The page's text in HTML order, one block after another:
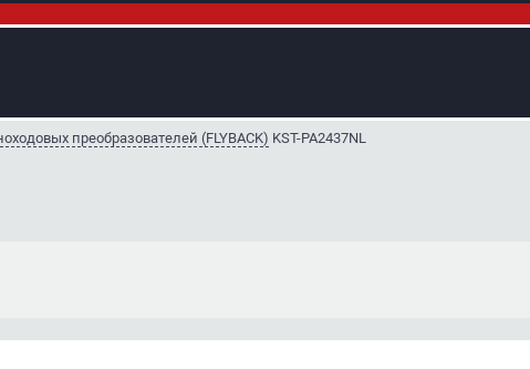
преобразователей (FLYBACK) KST-PA2437NL